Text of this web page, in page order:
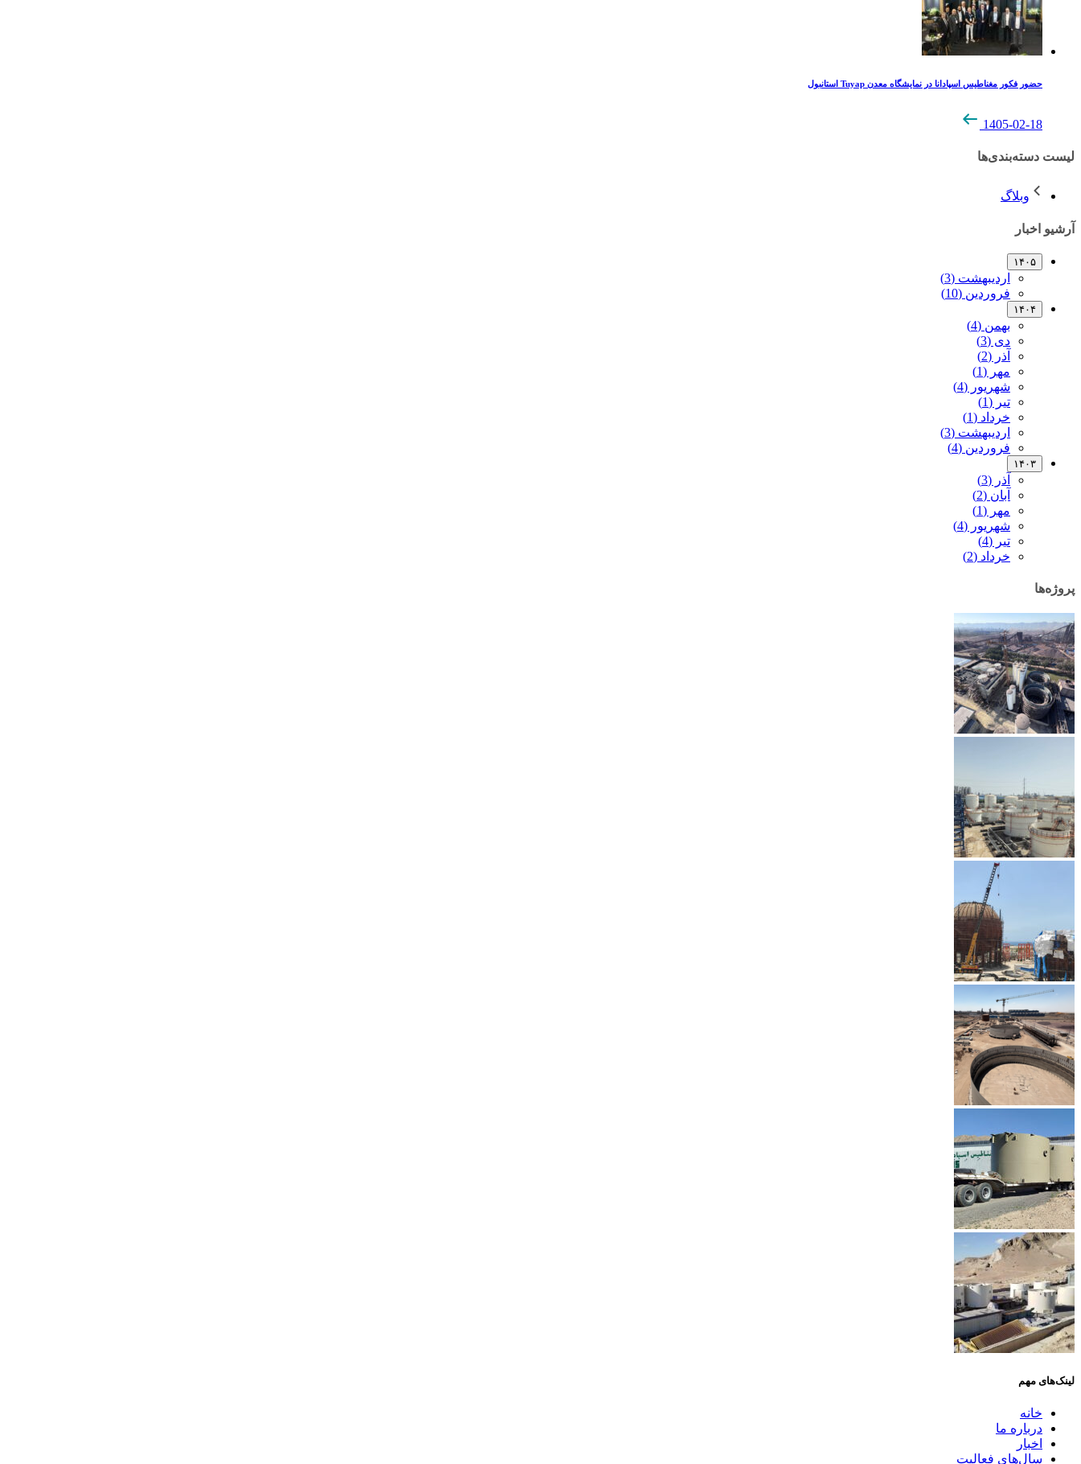
حضور فکور مغناطیس اسپادانا در نمایشگاه معدن Tuyap استانبول
1405-02-18
لیست دسته‌بندی‌ها
وبلاگ
آرشیو اخبار
۱۴۰۵
اردیبهشت (3)
فروردین (10)
۱۴۰۴
بهمن (4)
دی (3)
آذر (2)
مهر (1)
شهریور (4)
تیر (1)
خرداد (1)
اردیبهشت (3)
فروردین (4)
۱۴۰۳
آذر (3)
آبان (2)
مهر (1)
شهریور (4)
تیر (4)
خرداد (2)
پروژه‌ها
لینک‌های مهم
خانه
درباره ما
اخبار
سال‌های فعالیت